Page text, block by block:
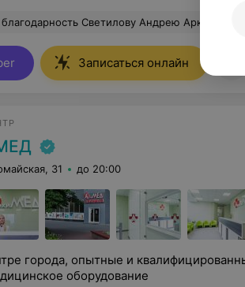
Светилову Андрею Аркадьевичу , Шумной Веронике
Записаться онлайн
31 до 20:00
города, опытные и
оборудование